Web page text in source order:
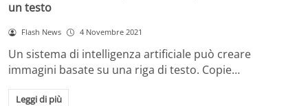
un testo
Flash News 4 Novembre 2021
Un sistema di intelligenza artificiale può creare
immagini basate su una riga di testo. Copie…
Leggi di più